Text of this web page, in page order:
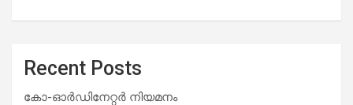
Recent Posts
കോ-ഓർഡിനേറ്റർ നിയമനം